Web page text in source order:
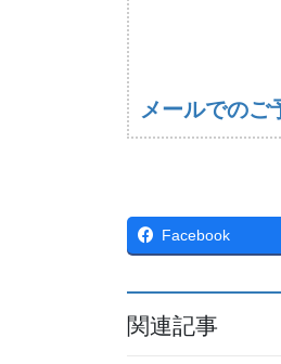
メールでのご
Facebook
関連記事